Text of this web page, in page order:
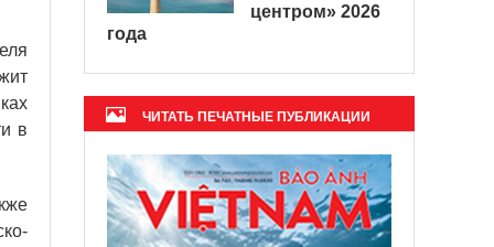
в
центром» 2026
года
ЧИТАТЬ ПЕЧАТНЫЕ ПУБЛИКАЦИИ